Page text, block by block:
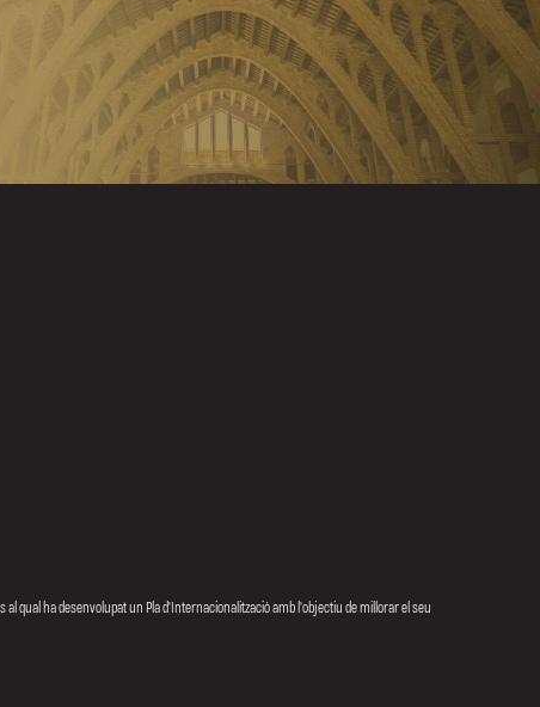
al qual ha desenvolupat un Pla d'Internacionalització amb l'objectiu de millorar el seu